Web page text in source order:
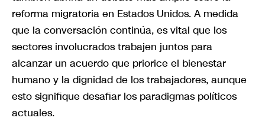
reforma migratoria en Estados Unidos. A medida
que la conversación continúa, es vital que los
sectores involucrados trabajen juntos para
alcanzar un acuerdo que priorice el bienestar
humano y la dignidad de los trabajadores, aunque
esto signifique desafiar los paradigmas políticos
actuales.